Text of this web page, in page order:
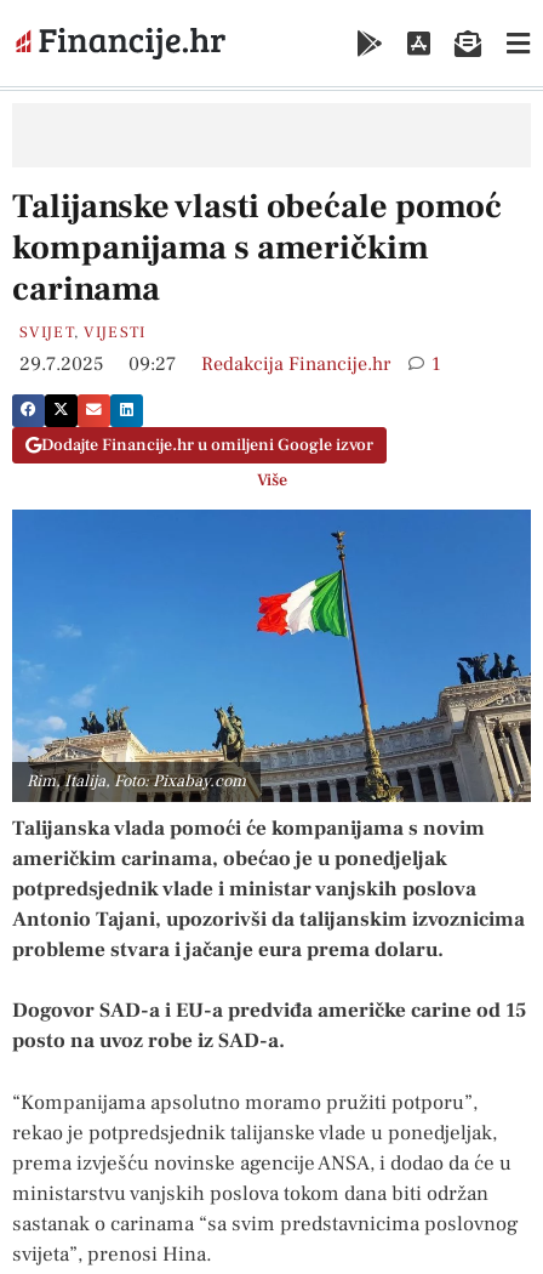
Talijanske vlasti obećale pomoć
kompanijama s američkim
carinama
SVIJET,VIJESTI
29.7.2025 09:27 Redakcija Financije.hr 1
Dodajte Financije.hr u omiljeni Google izvor
Više
Rim, Italija, Foto: Pixabay.com
Talijanska vlada pomoći će kompanijama s novim
američkim carinama, obećao je u ponedjeljak
potpredsjednik vlade i ministar vanjskih poslova
Antonio Tajani, upozorivši da talijanskim izvoznicima
probleme stvara i jačanje eura prema dolaru.
Dogovor SAD-a i EU-a predviđa američke carine od 15
posto na uvoz robe iz SAD-a.
“Kompanijama apsolutno moramo pružiti potporu”,
rekao je potpredsjednik talijanske vlade u ponedjeljak,
prema izvješću novinske agencije ANSA, i dodao da će u
ministarstvu vanjskih poslova tokom dana biti održan
sastanak o carinama “sa svim predstavnicima poslovnog
svijeta”, prenosi Hina.